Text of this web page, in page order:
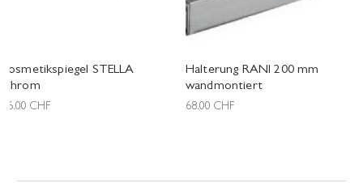
Kosmetikspiegel STELLA
Chrom
96.00 CHF
Halterung RANI 200 mm
wandmontiert
68.00 CHF